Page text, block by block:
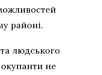
районі.
людського
не